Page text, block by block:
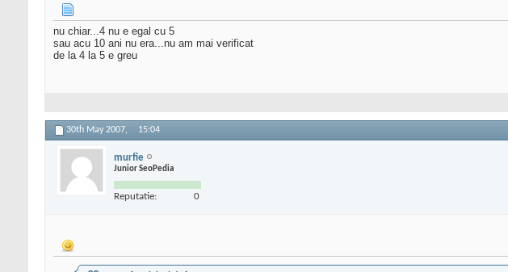
nu chiar...4 nu e egal cu 5
sau acu 10 ani nu era...nu am mai verificat
de la 4 la 5 e greu
30th May 2007, 15:04
murfie
Junior SeoPedia
Reputatie: 0